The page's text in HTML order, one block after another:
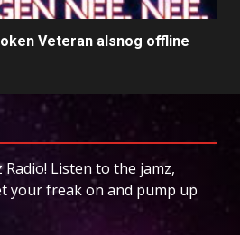
Veteran alsnog offline
Radio! Listen to the jamz,
your freak on and pump up